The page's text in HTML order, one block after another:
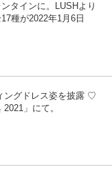
タインに。LUSHより
種が2022年1月6日
ングドレス姿を披露 ♡
」にて。